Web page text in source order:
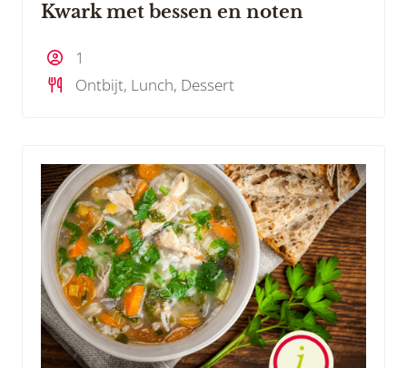
Kwark met bessen en noten
1
Ontbijt, Lunch, Dessert